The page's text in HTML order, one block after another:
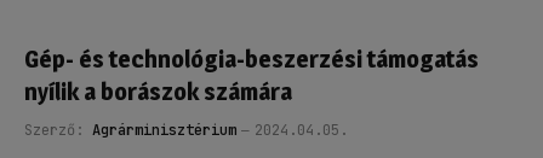
Gép- és technológia-beszerzési támogatás
nyílik a borászok számára
Szerző: Agrárminisztérium 2024.04.05.